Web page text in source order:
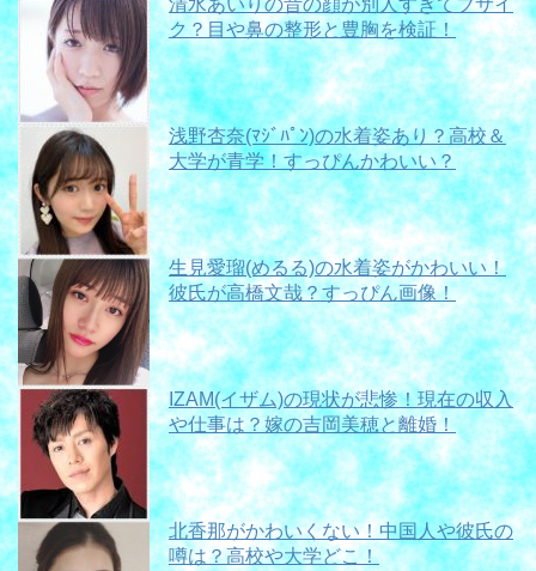
ク？目や鼻の整形と豊胸を検証！
浅野杏奈(ﾏｼﾞﾊﾟﾝ)の水着姿あり？高校＆
大学が青学！すっぴんかわいい？
生見愛瑠(めるる)の水着姿がかわいい！
彼氏が高橋文哉？すっぴん画像！
IZAM(イザム)の現状が悲惨！現在の収入
や仕事は？嫁の吉岡美穂と離婚！
北香那がかわいくない！中国人や彼氏の
噂は？高校や大学どこ！